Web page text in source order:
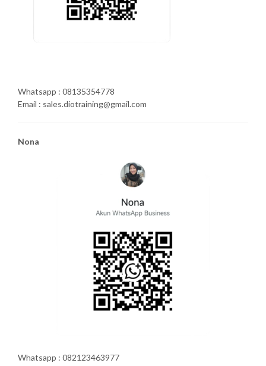
Whatsapp : 08135354778
Email : sales.diotraining@gmail.com
Nona
Whatsapp : 082123463977